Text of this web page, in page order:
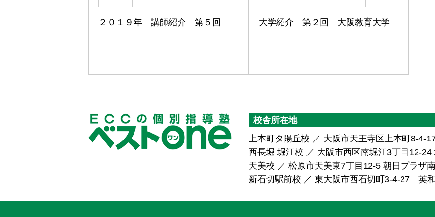
２０１９年 講師紹介 第５回 大学紹介 第２回 大阪教育大学
校舎所在地
上本町タ陽丘校 ／ 大阪市天王寺区上本町8-4-
西長堀 堀江校 ／ 大阪市西区南堀江3丁目12-24
天美校 ／ 松原市天美東7丁目12-5 朝日プラザ
新石切駅前校 ／ 東大阪市西石切町3-4-27 英